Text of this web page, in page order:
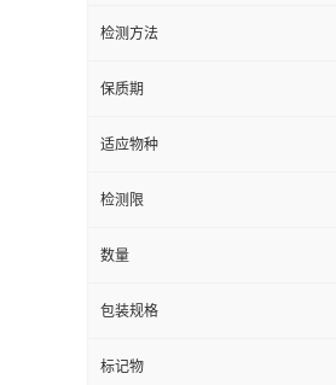
检测方法
保质期
适应物种
检测限
数量
包装规格
标记物